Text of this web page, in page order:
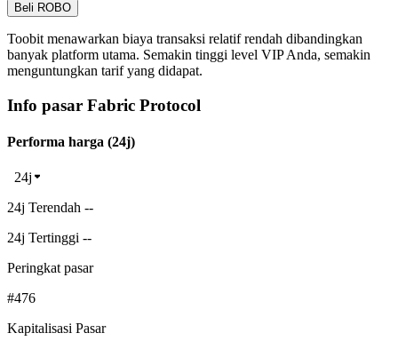
Beli ROBO
Toobit menawarkan biaya transaksi relatif rendah dibandingkan
banyak platform utama. Semakin tinggi level VIP Anda, semakin
menguntungkan tarif yang didapat.
Info pasar Fabric Protocol
Performa harga (24j)
24j
24j Terendah --
24j Tertinggi --
Peringkat pasar
#476
Kapitalisasi Pasar